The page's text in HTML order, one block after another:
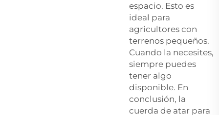
espacio. Esto es
ideal para
agricultores con
terrenos pequeños.
Cuando la necesites,
siempre puedes
tener algo
disponible. En
conclusión, la
cuerda de atar para